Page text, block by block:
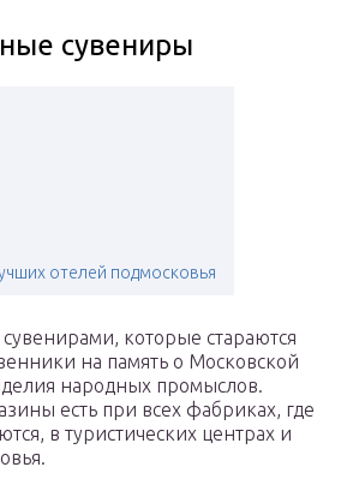
сувениры
отелей подмосковья
которые стараются
на память о Московской
народных промыслов.
есть при всех фабриках, где
в туристических центрах и